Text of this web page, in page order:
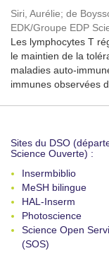
Siri, Aurélie; de
EDK/Groupe EDP
Les lymphocytes T
le maintien de la
maladies auto-
immunes observées
Sites du DSO
Science Ouverte) :
Insermbiblio
MeSH bilingue
HAL-Inserm
Photoscience
Science Open
(SOS)